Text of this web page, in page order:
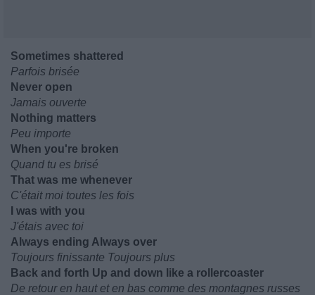
Sometimes shattered
Parfois brisée
Never open
Jamais ouverte
Nothing matters
Peu importe
When you're broken
Quand tu es brisé
That was me whenever
C'était moi toutes les fois
I was with you
J'étais avec toi
Always ending Always over
Toujours finissante Toujours plus
Back and forth Up and down like a rollercoaster
De retour en haut et en bas comme des montagnes russes